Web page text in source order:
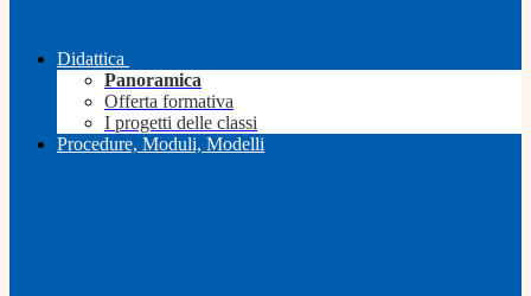
Didattica
Panoramica
Offerta formativa
I progetti delle classi
Procedure, Moduli, Modelli